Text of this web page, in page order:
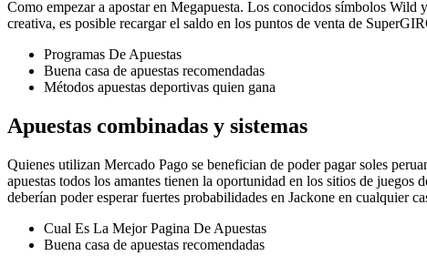
Como empezar a apostar en Megapuesta. Los conocidos símbolos Wild
creativa, es posible recargar el saldo en los puntos de venta de
Programas De Apuestas
Buena casa de apuestas recomendadas
Métodos apuestas deportivas quien gana
Apuestas combinadas y sistemas
Quienes utilizan Mercado Pago se benefician de poder pagar soles
apuestas todos los amantes tienen la oportunidad en los sitios de
deberían poder esperar fuertes probabilidades en Jackone en cualquier
Cual Es La Mejor Pagina De Apuestas
Buena casa de apuestas recomendadas